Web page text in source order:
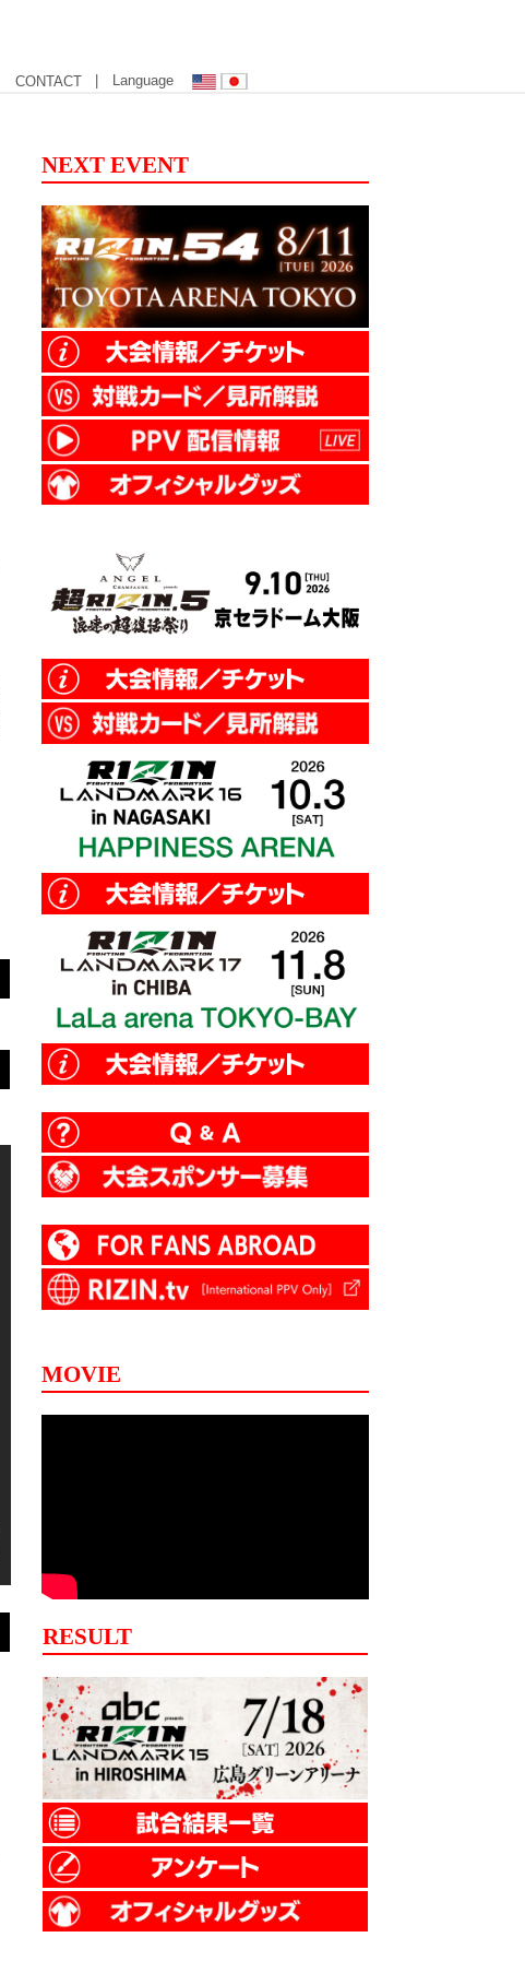
CONTACT | Language
NEXT EVENT
MOVIE
RESULT